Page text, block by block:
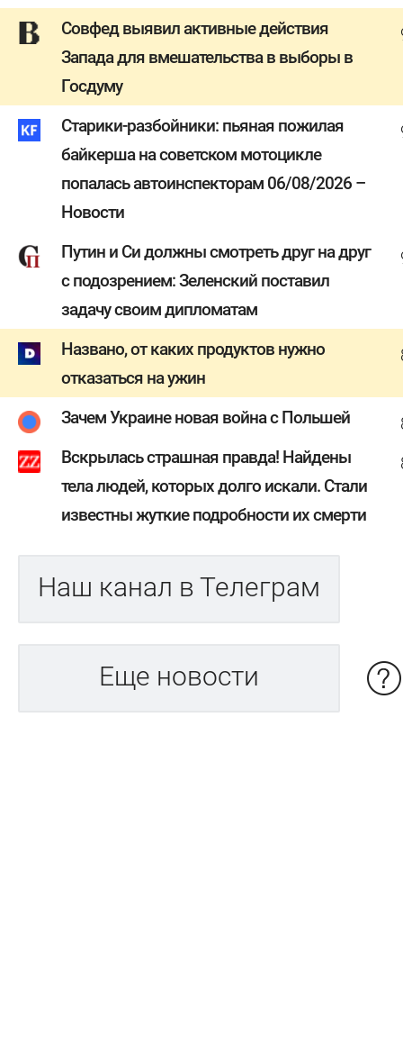
Совфед выявил активные действия
Запада для вмешательства в выборы в
Госдуму
Старики-разбойники: пьяная пожилая
байкерша на советском мотоцикле
попалась автоинспекторам 06/08/2026 –
Новости
Путин и Си должны смотреть друг на друг
с подозрением: Зеленский поставил
задачу своим дипломатам
Названо, от каких продуктов нужно
отказаться на ужин
Зачем Украине новая война с Польшей
Вскрылась страшная правда! Найдены
тела людей, которых долго искали. Стали
известны жуткие подробности их смерти
Наш канал в Телеграм
Еще новости